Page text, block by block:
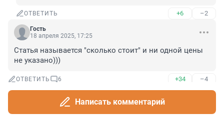
ОТВЕТИТЬ +6 –2
Гость
18 апреля 2025, 17:25
Статья называется "сколько стоит" и ни одной цены
не указано)))
ОТВЕТИТЬ 6 +34 –4
18 апреля 2025, 17:26Написать комментарий